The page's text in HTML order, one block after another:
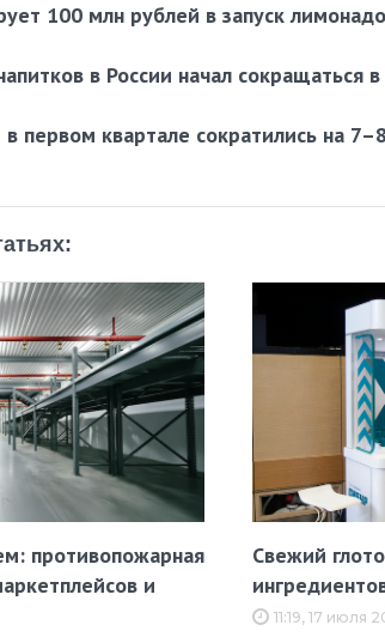
100 млн рублей в запуск
в России начал сокращаться
первом квартале сократились на
противопожарная
и
Свежий
11:19, 17 июля